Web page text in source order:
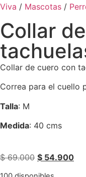
Viva / Mascotas /
Collar
Collar de cuero con
Correa para el cuello
Talla: M
Medida: 40 cms
$69.000 $ 54.900